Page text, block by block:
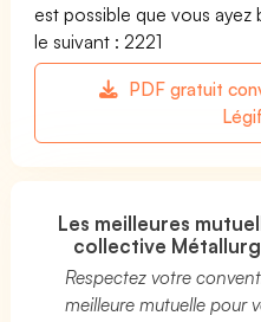
est possible que vous
le suivant : 2221
PDF gratuit
Les meilleures
collective
Respectez votre
meilleure mutuelle pour